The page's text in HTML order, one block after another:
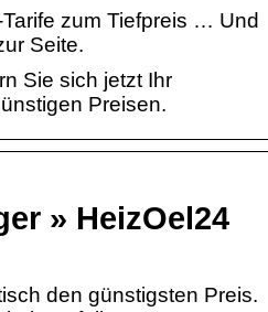
zum Tiefpreis … Und
Seite.
Sie sich jetzt Ihr
Preisen.
» HeizOel24
den günstigsten Preis.